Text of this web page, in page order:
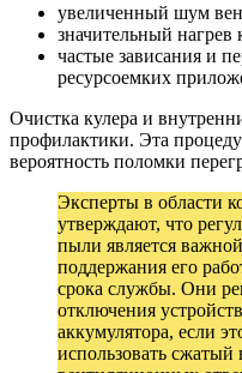
увеличенный шум
значительный нагрев
частые зависания и
ресурсоемких
Очистка кулера и
профилактики. Эта
вероятность поломки
Эксперты в области
утверждают, что
пыли является
поддержания его
срока службы. Они
отключения
аккумулятора, если
использовать сжатый